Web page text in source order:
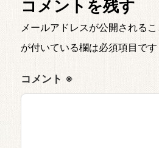
コメントを残す
メールアドレスが公開されるこ
が付いている欄は必須項目です
コメント ※